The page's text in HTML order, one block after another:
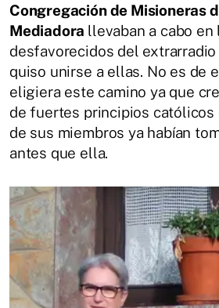
Congregación de Misioneras
Mediadora llevaban a cabo
desfavorecidos del
quiso unirse a ellas. No es de
eligiera este camino ya que
de fuertes principios católicos
de sus miembros ya habían
antes que ella.